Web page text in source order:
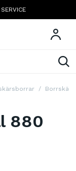
SERVICE
Borrskär
880